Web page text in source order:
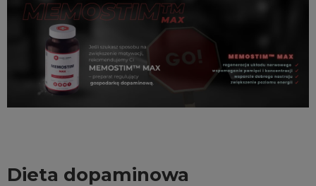
Dieta dopaminowa